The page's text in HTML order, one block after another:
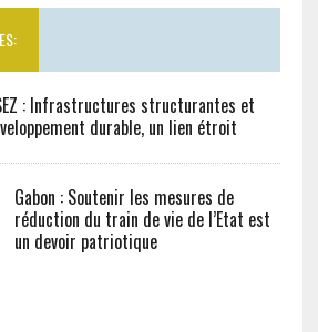
: Infrastructures structurantes et
durable, un lien étroit
Gabon : Soutenir les mesures de
réduction du train de vie de l’Etat est
un devoir patriotique